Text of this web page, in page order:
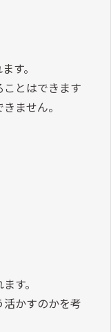
す。
とはできます
ません。
す。
かすのかを考